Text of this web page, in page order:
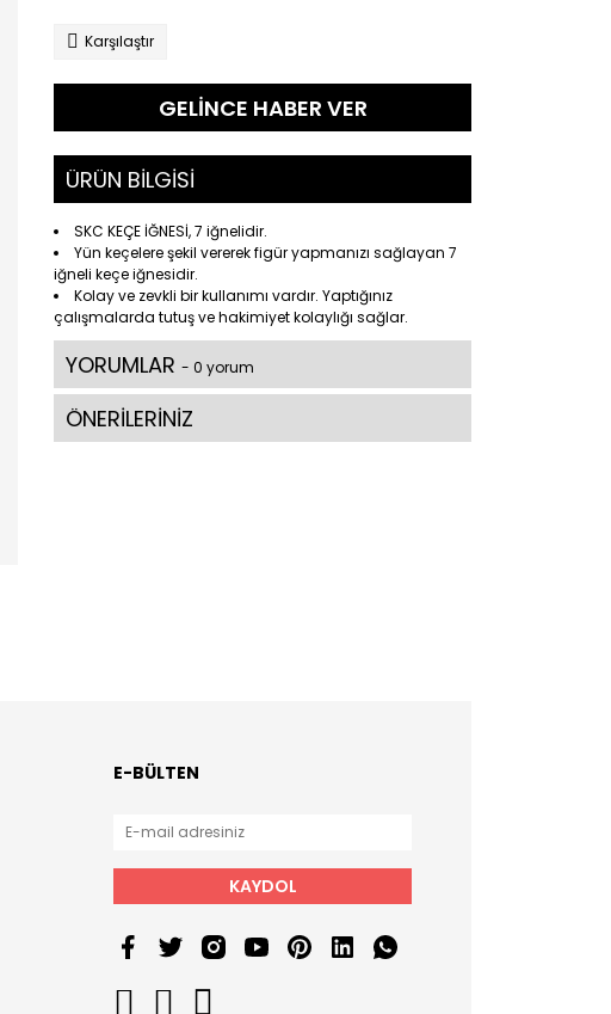
Karşılaştır
GELİNCE HABER VER
ÜRÜN BİLGİSİ
SKC KEÇE İĞNESİ, 7 iğnelidir.
Yün keçelere şekil vererek figür yapmanızı sağlayan 7
iğneli keçe iğnesidir.
Kolay ve zevkli bir kullanımı vardır. Yaptığınız
çalışmalarda tutuş ve hakimiyet kolaylığı sağlar.
YORUMLAR - 0 yorum
ÖNERİLERİNİZ
E-BÜLTEN
KAYDOL